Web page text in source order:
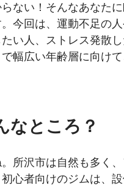
ない！そんなあなた
今回は、運動不足の
い人、ストレス発散
幅広い年齢層に向け
なところ？
所沢市は自然も多く
心者向けのジムは、